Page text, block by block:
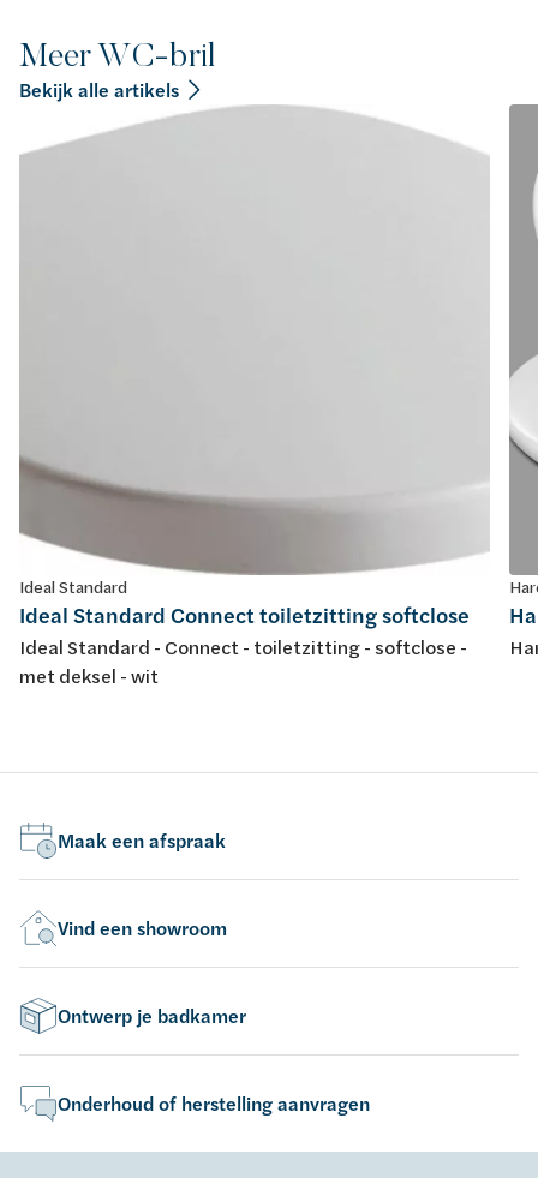
Meer WC-bril
Bekijk alle artikels
Ideal Standard
Ideal Standard Connect toiletzitting softclose
Ideal Standard - Connect - toiletzitting - softclose -
met deksel - wit
Maak een afspraak
Vind een showroom
Ontwerp je badkamer
Onderhoud of herstelling aanvragen